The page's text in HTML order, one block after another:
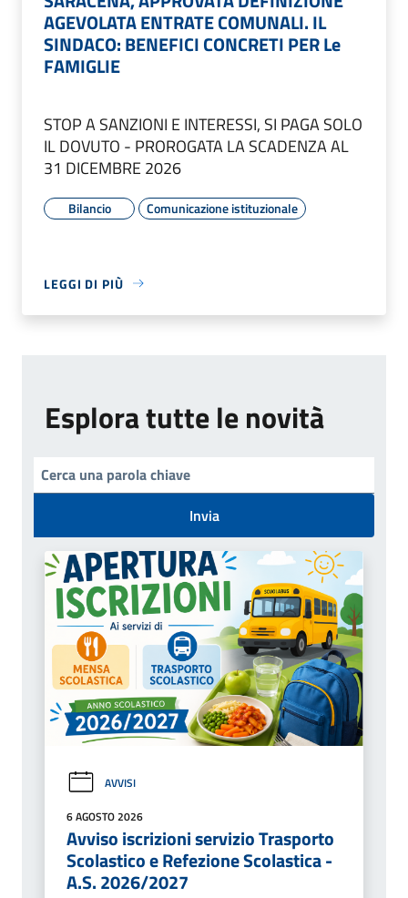
AGEVOLATA ENTRATE COMUNALI. IL
SINDACO: BENEFICI CONCRETI PER Le
FAMIGLIE
STOP A SANZIONI E INTERESSI, SI PAGA SOLO
IL DOVUTO - PROROGATA LA SCADENZA AL
31 DICEMBRE 2026
Bilancio Comunicazione istituzionale
LEGGI DI PIÙ
Esplora tutte le novità
Invia
AVVISI
6 AGOSTO 2026
Avviso iscrizioni servizio Trasporto
Scolastico e Refezione Scolastica -
A.S. 2026/2027